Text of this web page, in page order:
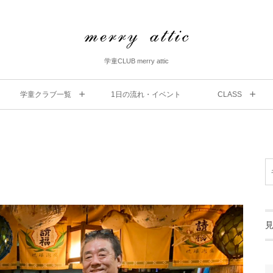
学童CLUB merry attic
学童クラブ一覧 1⽇の流れ・イベント CLASS